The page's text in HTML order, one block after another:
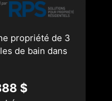
propriété de 3
de bain dans
$